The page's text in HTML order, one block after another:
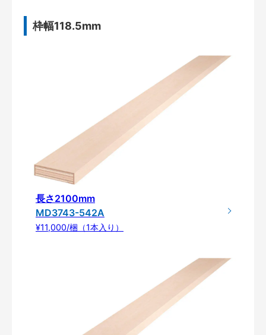
枠幅118.5mm
長さ2100mm
MD3743-542A
¥11,000/梱（1本入り）